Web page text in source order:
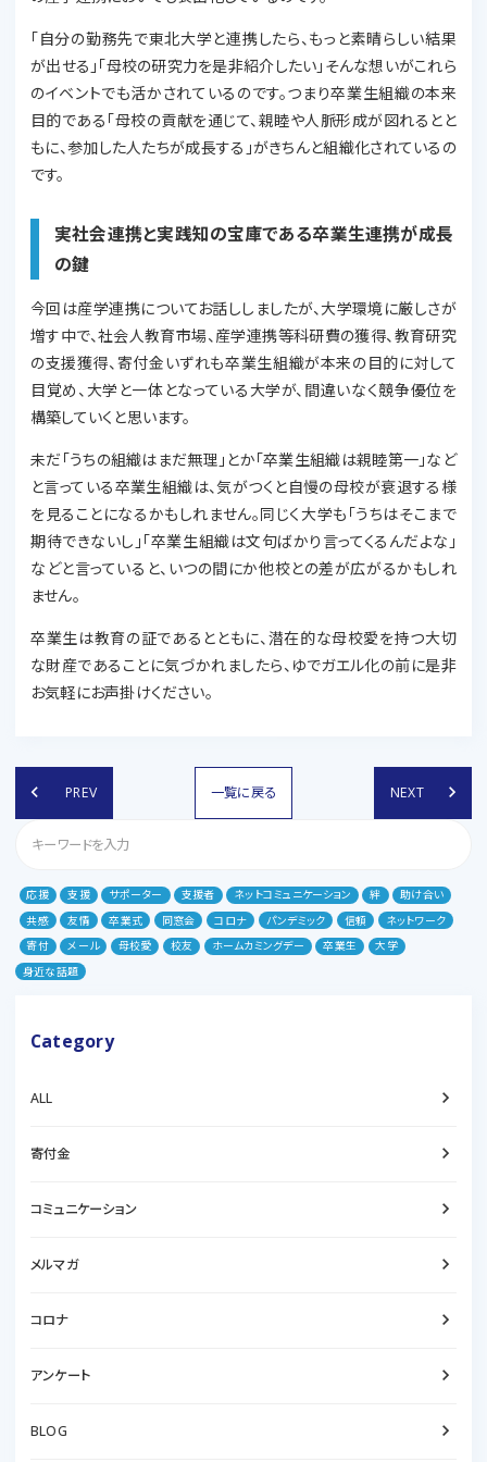
「自分の勤務先で東北大学と連携したら、もっと素晴らしい結果
が出せる」「母校の研究力を是非紹介したい」そんな想いがこれら
のイベントでも活かされているのです。つまり卒業生組織の本来
目的である「母校の貢献を通じて、親睦や人脈形成が図れるとと
もに、参加した人たちが成長する」がきちんと組織化されているの
です。
実社会連携と実践知の宝庫である卒業生連携が成長
の鍵
今回は産学連携についてお話ししましたが、大学環境に厳しさが
増す中で、社会人教育市場、産学連携等科研費の獲得、教育研究
の支援獲得、寄付金いずれも卒業生組織が本来の目的に対して
目覚め、大学と一体となっている大学が、間違いなく競争優位を
構築していくと思います。
未だ「うちの組織はまだ無理」とか「卒業生組織は親睦第一」など
と言っている卒業生組織は、気がつくと自慢の母校が衰退する様
を見ることになるかもしれません。同じく大学も「うちはそこまで
期待できないし」「卒業生組織は文句ばかり言ってくるんだよな」
などと言っていると、いつの間にか他校との差が広がるかもしれ
ません。
卒業生は教育の証であるとともに、潜在的な母校愛を持つ大切
な財産であることに気づかれましたら、ゆでガエル化の前に是非
お気軽にお声掛けください。
keyboard_arrow_left PREV 一覧に戻る NEXT keyboard_arrow_right
応援 支援 サポーター 支援者 ネットコミュニケーション 絆
助け合い
共感
友情 卒業式 同窓会 コロナ パンデミック 信頼
ネットワーク
寄付
メール 母校愛 校友 ホームカミングデー 卒業生
大学
身近な話題
Category
ALL keyboard_arrow_right
寄付金 keyboard_arrow_right
コミュニケーション keyboard_arrow_right
メルマガ keyboard_arrow_right
コロナ keyboard_arrow_right
アンケート keyboard_arrow_right
BLOG keyboard_arrow_right